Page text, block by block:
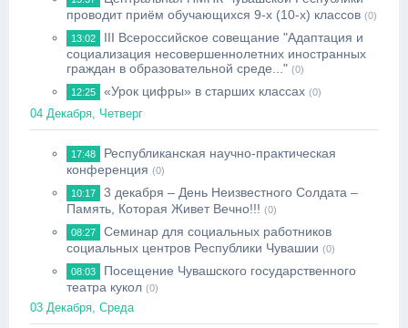
проводит приём обучающихся 9-х (10-х) классов (0)
13:02
III Всероссийское совещание "Адаптация и
социализация несовершеннолетних иностранных
граждан в образовательной среде..." (0)
12:25 «Урок цифры» в старших классах (0)
04 Декабря, Четверг
17:48
Республиканская научно-практическая
конференция (0)
10:17
3 декабря – День Неизвестного Солдата –
Память, Которая Живет Вечно!!! (0)
08:27
Семинар для социальных работников
социальных центров Республики Чувашии (0)
08:03
Посещение Чувашского государственного
театра кукол (0)
03 Декабря, Среда